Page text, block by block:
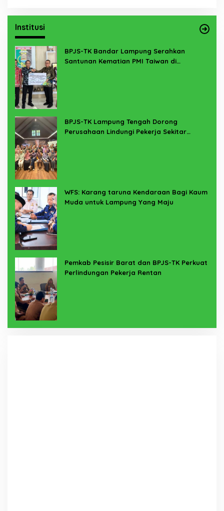
Institusi
BPJS-TK Bandar Lampung Serahkan
Santunan Kematian PMI Taiwan di
BPJS-TK Lampung Tengah Dorong
Perusahaan Lindungi Pekerja Sekitar
WFS: Karang taruna Kendaraan Bagi Kaum
Muda untuk Lampung Yang Maju
Pemkab Pesisir Barat dan BPJS-TK Perkuat
Perlindungan Pekerja Rentan